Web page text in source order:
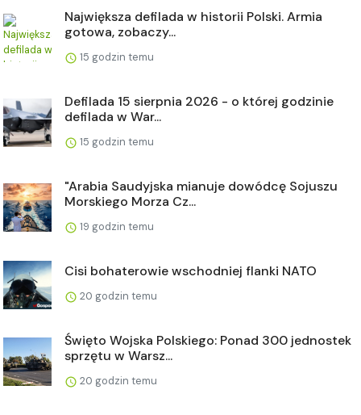
Największa defilada w historii Polski. Armia
gotowa, zobaczy...
15 godzin temu
Defilada 15 sierpnia 2026 - o której godzinie
defilada w War...
15 godzin temu
"Arabia Saudyjska mianuje dowódcę Sojuszu
Morskiego Morza Cz...
19 godzin temu
Cisi bohaterowie wschodniej flanki NATO
20 godzin temu
Święto Wojska Polskiego: Ponad 300 jednostek
sprzętu w Warsz...
20 godzin temu